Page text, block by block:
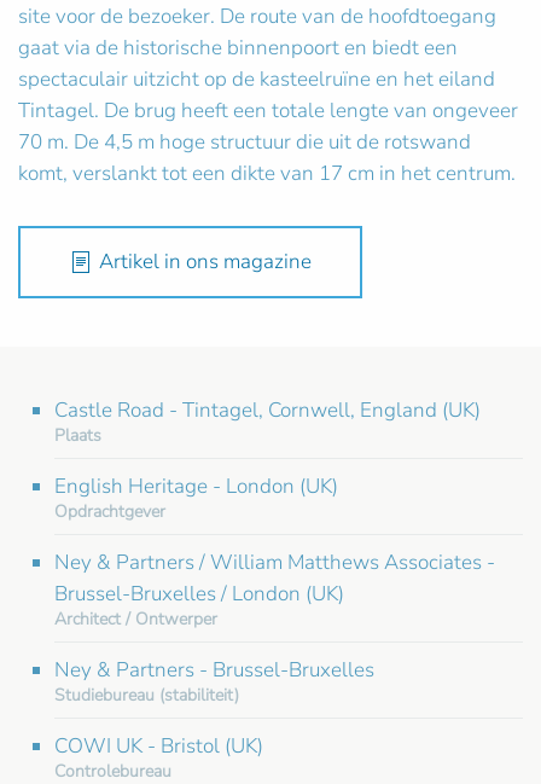
site voor de bezoeker. De route van de hoofdtoegang
gaat via de historische binnenpoort en biedt een
spectaculair uitzicht op de kasteelruïne en het eiland
Tintagel. De brug heeft een totale lengte van ongeveer
70 m. De 4,5 m hoge structuur die uit de rotswand
komt, verslankt tot een dikte van 17 cm in het centrum.
Artikel in ons magazine
Castle Road - Tintagel, Cornwell, England (UK)
Plaats
English Heritage - London (UK)
Opdrachtgever
Ney & Partners / William Matthews Associates -
Brussel-Bruxelles / London (UK)
Architect / Ontwerper
Ney & Partners - Brussel-Bruxelles
Studiebureau (stabiliteit)
COWI UK - Bristol (UK)
Controlebureau